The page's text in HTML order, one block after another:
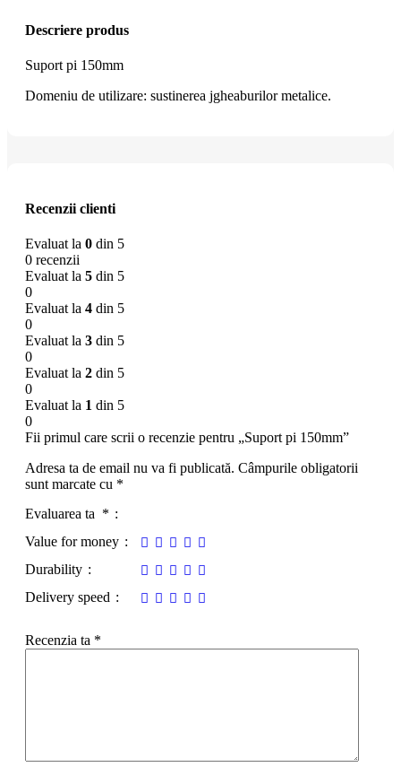
Descriere produs
Suport pi 150mm
Domeniu de utilizare: sustinerea jgheaburilor metalice.
Recenzii clienti
Evaluat la 0 din 5
0 recenzii
Evaluat la 5 din 5
0
Evaluat la 4 din 5
0
Evaluat la 3 din 5
0
Evaluat la 2 din 5
0
Evaluat la 1 din 5
0
Fii primul care scrii o recenzie pentru „Suport pi 150mm”
Adresa ta de email nu va fi publicată. Câmpurile obligatorii
sunt marcate cu *
Evaluarea ta *
Value for money
Durability
Delivery speed
Recenzia ta *